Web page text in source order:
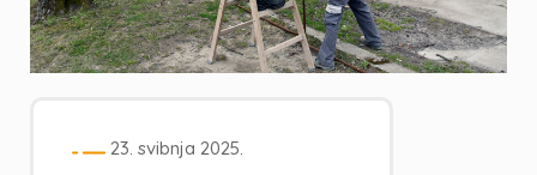
23. svibnja 2025.